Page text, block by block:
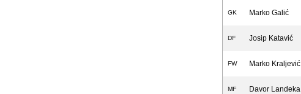
GK Marko Galić
DF Josip Katavić
FW Marko Kraljević
MF Davor Landeka